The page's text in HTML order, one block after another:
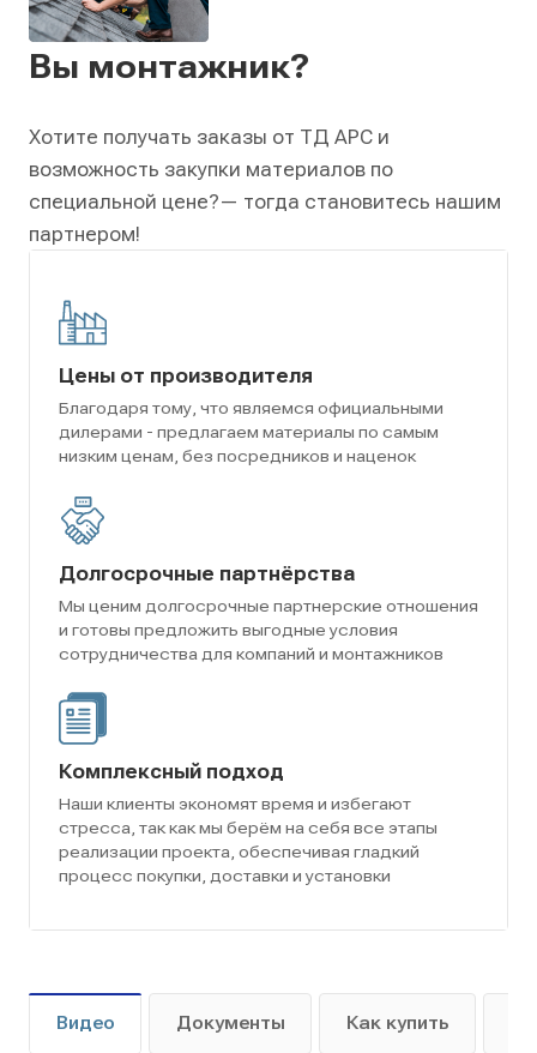
Вы монтажник?
Хотите получать заказы от ТД АРС и
возможность закупки материалов по
специальной цене?— тогда становитесь нашим
партнером!
Цены от производителя
Благодаря тому, что являемся официальными
дилерами - предлагаем материалы по самым
низким ценам, без посредников и наценок
Долгосрочные партнёрства
Мы ценим долгосрочные партнерские отношения
и готовы предложить выгодные условия
сотрудничества для компаний и монтажников
Комплексный подход
Наши клиенты экономят время и избегают
стресса, так как мы берём на себя все этапы
реализации проекта, обеспечивая гладкий
процесс покупки, доставки и установки
Видео Документы Как купить